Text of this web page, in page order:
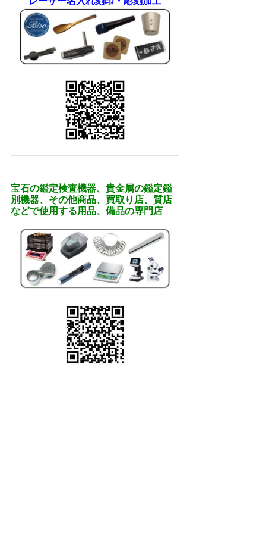
宝石の鑑定検査機器、貴金属の鑑定鑑
別機器、その他商品、買取り店、質店
などで使用する用品、備品の専門店